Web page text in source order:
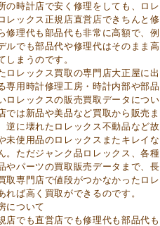
の時計店で安く修理をしても、ロ
レックス正規店直営店できちんと
修理代も部品代も非常に高額で、
ルでも部品代や修理代はそのまま
しまうのです。
ロレックス買取の専門店大正屋に
専用時計修理工房・時計内部や部
ロレックスの販売買取データにつ
では新品や美品など買取から販売
逆に壊れたロレックス不動品など
未使用品のロレックスまたキレイ
。ただジャンク品ロレックス、各
やパーツの買取販売データまで、
取専門店で値段がつかなかったロ
れば高く買取ができるのです。
について
店でも直営店でも修理代も部品代